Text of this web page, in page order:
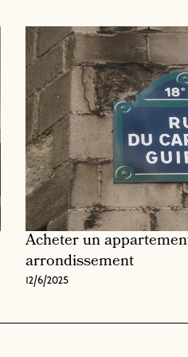
Acheter un
arrondissement
12/6/2025